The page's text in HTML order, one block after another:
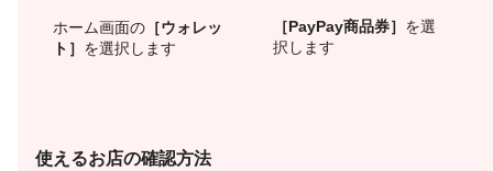
ホーム画面の ［ウォレッ
ト］ を選択します
［PayPay商品券］ を選
択します
使えるお店の確認方法